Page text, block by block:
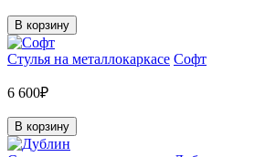
В корзину
Стулья на металлокаркасе Софт
6 600₽
В корзину